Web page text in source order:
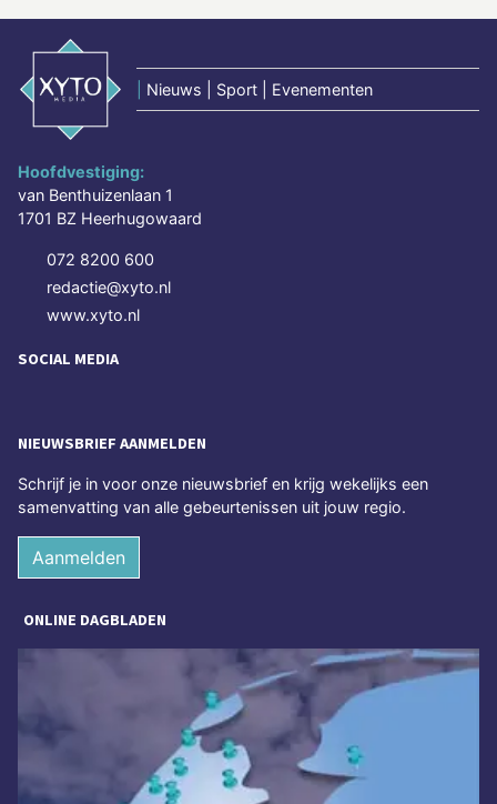
Nieuws | Sport | Evenementen
Hoofdvestiging:
van Benthuizenlaan 1
1701 BZ Heerhugowaard
072 8200 600
redactie@xyto.nl
www.xyto.nl
SOCIAL MEDIA
NIEUWSBRIEF AANMELDEN
Schrijf je in voor onze nieuwsbrief en krijg wekelijks een
samenvatting van alle gebeurtenissen uit jouw regio.
Aanmelden
ONLINE DAGBLADEN